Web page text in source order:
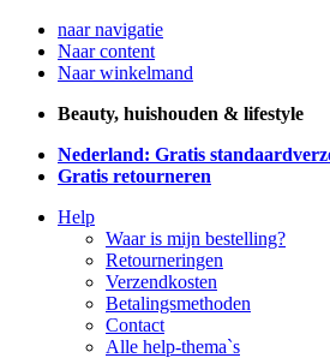
naar navigatie
Naar content
Naar winkelmand
Beauty, huishouden & lifestyle
Nederland: Gratis
Gratis retourneren
Help
Waar is mijn bestelling?
Retourneringen
Verzendkosten
Betalingsmethoden
Contact
Alle help-thema`s